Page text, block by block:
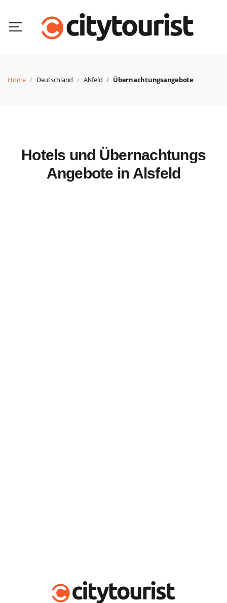
Home Deutschland Alsfeld Übernachtungsangebote
Hotels und Übernachtungs
Angebote in Alsfeld